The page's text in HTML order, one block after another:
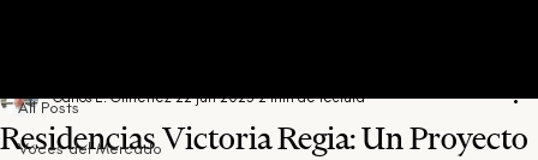
All Posts
Voces del Mercado
Residencias Victoria Regia: Un Proyecto
Carlos E. Gimenez 22 jun 2023 2 min de lectura